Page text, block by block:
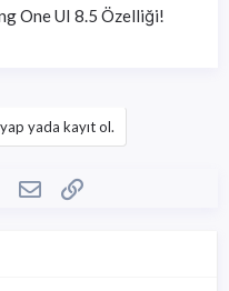
One UI 8.5 Özelliği!
yada kayıt ol.
WhatsApp
E-posta